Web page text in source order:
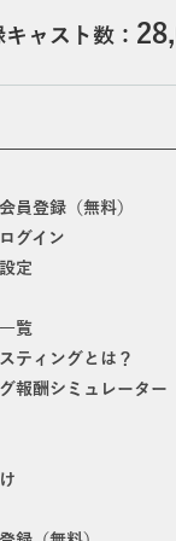
ャスト数：
員登録（無料）
グイン
定
覧
ティングとは？
報酬シミュレーター